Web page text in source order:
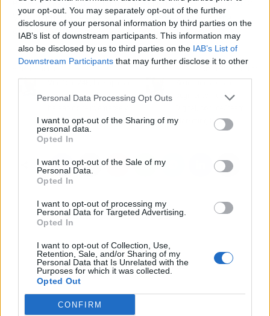
your opt-out. You may separately opt-out of the further
disclosure of your personal information by third parties on the
IAB’s list of downstream participants. This information may
also be disclosed by us to third parties on the IAB’s List of
Downstream Participants that may further disclose it to other
Personal Data Processing Opt Outs
I want to opt-out of the Sharing of my
personal data.
Opted In
I want to opt-out of the Sale of my
Personal Data.
Opted In
I want to opt-out of processing my
Personal Data for Targeted Advertising.
Opted In
I want to opt-out of Collection, Use,
Retention, Sale, and/or Sharing of my
Personal Data that Is Unrelated with the
Purposes for which it was collected.
Opted Out
CONFIRM
Vital brinda las respuestas necesarias para
alcanzar un estado óptimo de salud.
española de bebidas que
crecer
segmento II del Kit
Marketing Shop